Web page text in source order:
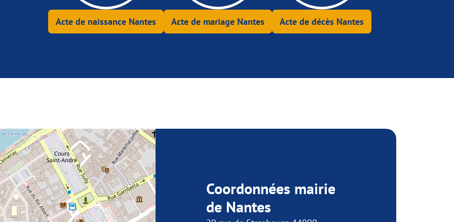
Acte de naissance Nantes Acte de mariage Nantes Acte de décès Nantes
Coordonnées mairie
de Nantes